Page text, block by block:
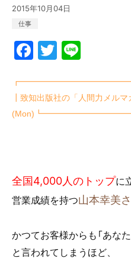
2015年10月04日
仕事
F
a
c
e
b
k
T
w
itt
er
e
┃致知出版社の「人間力メル
(Mon)
全国4,000人のトップに
営業成績を持つ山本幸美
かつてお客様からも「あな
と言われてしまうほど、